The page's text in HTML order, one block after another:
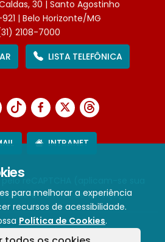
para melhorar a experiência
recursos de acessibilidade.
Política de Cookies.
30 | Santo Agostinho
921 | Belo Horizonte/MG
2108-7000
LISTA TELEFÔNICA
INTRANET
reCAPTCHA (aplicam-se sua
eTermos de Serviço).
e Política de Privacidade